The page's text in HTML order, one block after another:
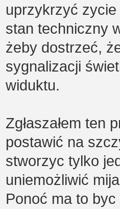
uprzykrzyć zycie
stan techniczny
żeby dostrzeć,
sygnalizacji
widuktu.
Zgłaszałem ten
postawić na
stworzyc tylko
uniemożliwić
Ponoć ma to